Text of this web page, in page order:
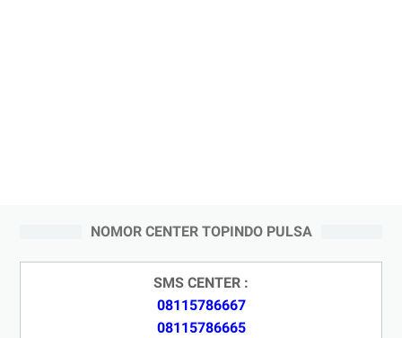
NOMOR CENTER TOPINDO PULSA
SMS CENTER :
08115786667
08115786665